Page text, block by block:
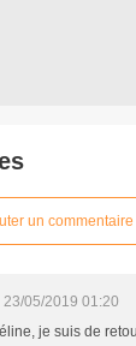
un commentaire
23/05/2019 01:20
je suis de